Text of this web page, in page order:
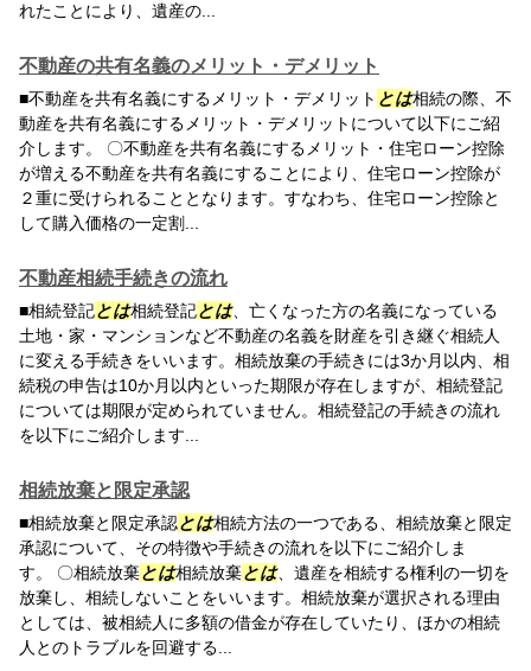
れたことにより、遺産の...
不動産の共有名義のメリット・デメリット
■不動産を共有名義にするメリット・デメリット とは相続の際、不
動産を共有名義にするメリット・デメリットについて以下にご紹
介します。 〇不動産を共有名義にするメリット・住宅ローン控除
が増える不動産を共有名義にすることにより、住宅ローン控除が
２重に受けられることとなります。すなわち、住宅ローン控除と
して購入価格の一定割...
不動産相続手続きの流れ
■相続登記とは相続登記とは、亡くなった方の名義になっている
土地・家・マンションなど不動産の名義を財産を引き継ぐ相続人
に変える手続きをいいます。相続放棄の手続きには3か月以内、相
続税の申告は10か月以内といった期限が存在しますが、相続登記
については期限が定められていません。相続登記の手続きの流れ
を以下にご紹介します...
相続放棄と限定承認
■相続放棄と限定承認とは相続方法の一つである、相続放棄と限定
承認について、その特徴や手続きの流れを以下にご紹介しま
す。 〇相続放棄とは相続放棄とは、遺産を相続する権利の一切を
放棄し、相続しないことをいいます。相続放棄が選択される理由
としては、被相続人に多額の借金が存在していたり、ほかの相続
人とのトラブルを回避する...